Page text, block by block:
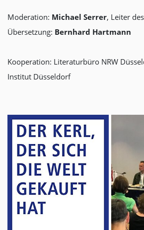
Moderation: Michael Serrer, Leiter
Übersetzung: Bernhard Hartmann
Kooperation: Literaturbüro NRW
Institut Düsseldorf